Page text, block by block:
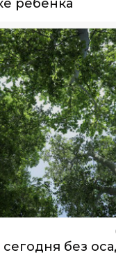
ребенка
без